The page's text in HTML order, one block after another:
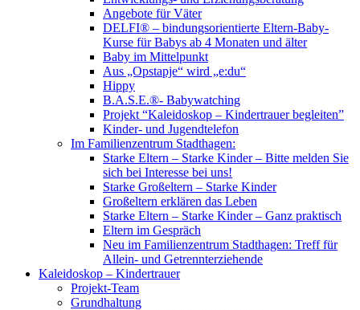
Angebote für Väter
DELFI® – bindungsorientierte Eltern-Baby-
Kurse für Babys ab 4 Monaten und älter
Baby im Mittelpunkt
Aus „Opstapje“ wird „e:du“
Hippy
B.A.S.E.®- Babywatching
Projekt “Kaleidoskop – Kindertrauer begleiten”
Kinder- und Jugendtelefon
Im Familienzentrum Stadthagen:
Starke Eltern – Starke Kinder – Bitte melden Sie
sich bei Interesse bei uns!
Starke Großeltern – Starke Kinder
Großeltern erklären das Leben
Starke Eltern – Starke Kinder – Ganz praktisch
Eltern im Gespräch
Neu im Familienzentrum Stadthagen: Treff für
Allein- und Getrennterziehende
Kaleidoskop – Kindertrauer
Projekt-Team
Grundhaltung